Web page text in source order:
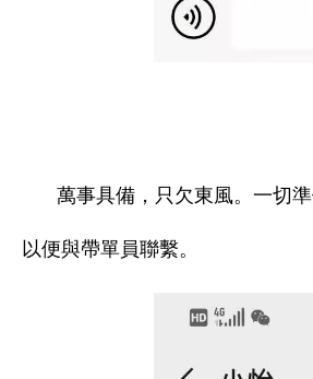
萬事具備，只欠東風。一切
以便與帶單員聯繫。